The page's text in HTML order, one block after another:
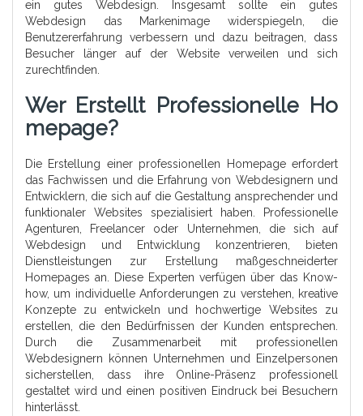
ein gutes Webdesign. Insgesamt sollte ein gutes
Webdesign das Markenimage widerspiegeln, die
Benutzererfahrung verbessern und dazu beitragen, dass
Besucher länger auf der Website verweilen und sich
zurechtfinden.
Wer Erstellt Professionelle Ho
Mepage?
Die Erstellung einer professionellen Homepage erfordert
das Fachwissen und die Erfahrung von Webdesignern und
Entwicklern, die sich auf die Gestaltung ansprechender und
funktionaler Websites spezialisiert haben. Professionelle
Agenturen, Freelancer oder Unternehmen, die sich auf
Webdesign und Entwicklung konzentrieren, bieten
Dienstleistungen zur Erstellung maßgeschneiderter
Homepages an. Diese Experten verfügen über das Know-
how, um individuelle Anforderungen zu verstehen, kreative
Konzepte zu entwickeln und hochwertige Websites zu
erstellen, die den Bedürfnissen der Kunden entsprechen.
Durch die Zusammenarbeit mit professionellen
Webdesignern können Unternehmen und Einzelpersonen
sicherstellen, dass ihre Online-Präsenz professionell
gestaltet wird und einen positiven Eindruck bei Besuchern
hinterlässt.